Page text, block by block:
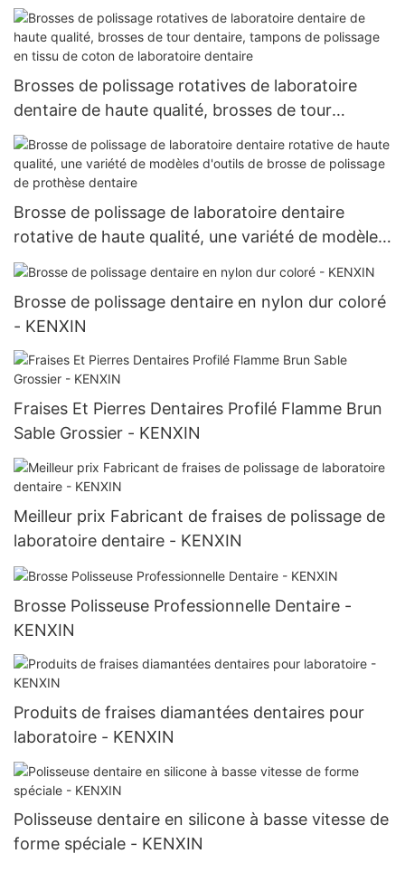
Brosses de polissage rotatives de laboratoire
dentaire de haute qualité, brosses de tour
dentaire, tampons de polissage en tissu de coton
de laboratoire dentaire
Brosse de polissage de laboratoire dentaire
rotative de haute qualité, une variété de modèles
d'outils de brosse de polissage de prothèse
Brosse de polissage dentaire en nylon dur coloré
- KENXIN
Fraises Et Pierres Dentaires Profilé Flamme Brun
Sable Grossier - KENXIN
Meilleur prix Fabricant de fraises de polissage de
laboratoire dentaire - KENXIN
Brosse Polisseuse Professionnelle Dentaire -
KENXIN
Produits de fraises diamantées dentaires pour
laboratoire - KENXIN
Polisseuse dentaire en silicone à basse vitesse de
forme spéciale - KENXIN